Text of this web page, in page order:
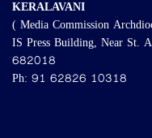
KERALAVANI
( Media Commission
IS Press Building, Near St.
682018
Ph: 91 62826 10318